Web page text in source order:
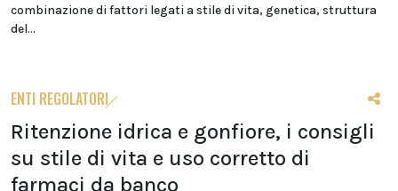
combinazione di fattori legati a stile di vita, genetica, struttura
del...
ENTI REGOLATORI
Ritenzione idrica e gonfiore, i consigli
su stile di vita e uso corretto di
farmaci da banco